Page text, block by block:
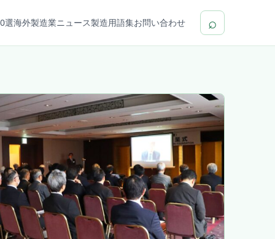
選海外製造業ニュース製造用語集お問い合わせ ⌕